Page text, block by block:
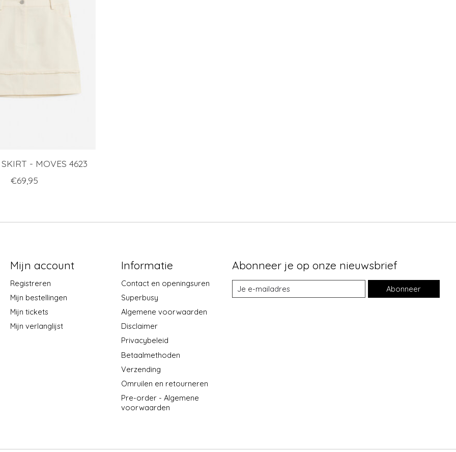
- MOVES 4623
€69,95
Mijn account
Registreren
Mijn bestellingen
Mijn tickets
Mijn verlanglijst
Informatie
Contact en openingsuren
Superbusy
Algemene voorwaarden
Disclaimer
Privacybeleid
Betaalmethoden
Verzending
Omruilen en retourneren
Pre-order - Algemene
voorwaarden
Abonneer je op onze nieuwsbrief
Abonneer